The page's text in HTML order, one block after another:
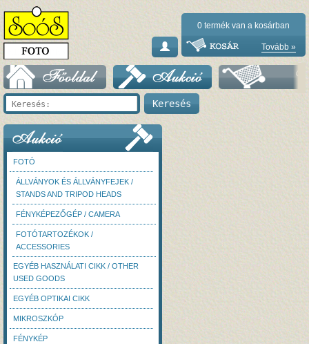
0 termék van a kosárban
Tovább »
FOTÓ
ÁLLVÁNYOK ÉS ÁLLVÁNYFEJEK /
STANDS AND TRIPOD HEADS
FÉNYKÉPEZŐGÉP / CAMERA
FOTÓTARTOZÉKOK /
ACCESSORIES
EGYÉB HASZNÁLATI CIKK / OTHER
USED GOODS
EGYÉB OPTIKAI CIKK
MIKROSZKÓP
FÉNYKÉP